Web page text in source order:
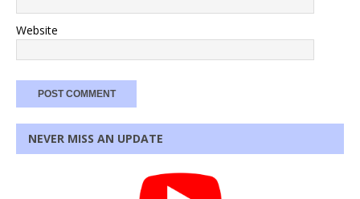
Website
NEVER MISS AN UPDATE